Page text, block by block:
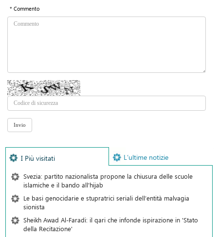
* Commento
I Più visitati L’ultime notizie
Svezia: partito nazionalista propone la chiusura delle scuole
islamiche e il bando all'hijab
Le basi genocidarie e stupratrici seriali dell’entità malvagia
sionista
Sheikh Awad Al-Faradi: il qari che infonde ispirazione in 'Stato
della Recitazione'